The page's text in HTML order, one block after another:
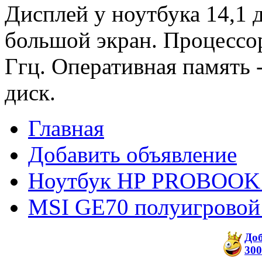
Дисплей у ноутбука 14,1
большой экран.
Ггц. Оперативная память
диск.
Главная
Добавить объявление
Ноутбук HP
MSI GE70